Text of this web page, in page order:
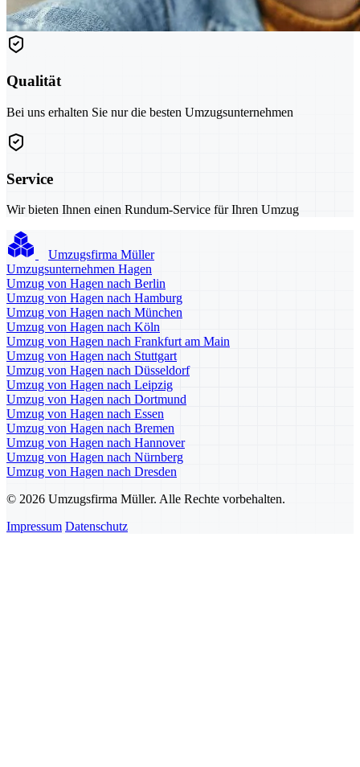
Qualität
Bei uns erhalten Sie nur die besten Umzugsunternehmen
Service
Wir bieten Ihnen einen Rundum-Service für Ihren Umzug
Umzugsfirma Müller
Umzugsunternehmen Hagen
Umzug von Hagen nach Berlin
Umzug von Hagen nach Hamburg
Umzug von Hagen nach München
Umzug von Hagen nach Köln
Umzug von Hagen nach Frankfurt am Main
Umzug von Hagen nach Stuttgart
Umzug von Hagen nach Düsseldorf
Umzug von Hagen nach Leipzig
Umzug von Hagen nach Dortmund
Umzug von Hagen nach Essen
Umzug von Hagen nach Bremen
Umzug von Hagen nach Hannover
Umzug von Hagen nach Nürnberg
Umzug von Hagen nach Dresden
© 2026 Umzugsfirma Müller. Alle Rechte vorbehalten.
Impressum Datenschutz